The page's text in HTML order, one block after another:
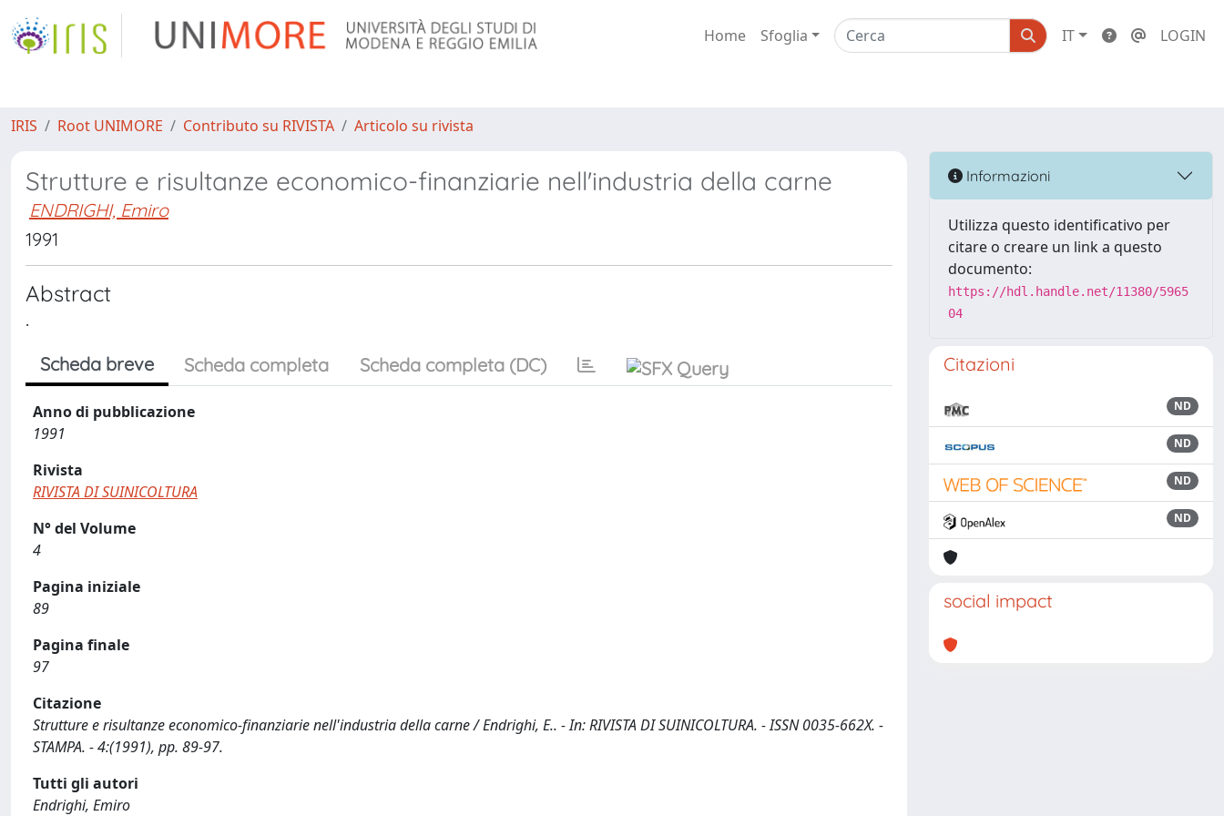
Home Sfoglia IT LOGIN
IRIS Root UNIMORE Contributo su RIVISTA Articolo su rivista
Strutture e risultanze economico-finanziarie nell'industria della carne
ENDRIGHI, Emiro
1991
Abstract
.
Scheda breve Scheda completa Scheda completa (DC)
Anno di pubblicazione
1991
Rivista
RIVISTA DI SUINICOLTURA
N° del Volume
4
Pagina iniziale
89
Pagina finale
97
Citazione
Strutture e risultanze economico-finanziarie nell'industria della carne / Endrighi, E.. - In: RIVISTA DI SUINICOLTURA. - ISSN 0035-662X. -
STAMPA. - 4:(1991), pp. 89-97.
Tutti gli autori
Endrighi, Emiro
Informazioni
Utilizza questo identificativo per
citare o creare un link a questo
documento:
https://hdl.handle.net/11380/5965
04
Citazioni
ND
ND
ND
ND
social impact